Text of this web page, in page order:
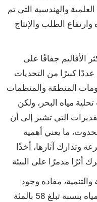
والهندسية التي تم
الطلب والإنتاج
الأقاليم جفافًا على
كبيرًا من التحديات
المنطقة والمنظمات
مياه البحر، ولكن
التي تشير إلى أن
ما يعني أهمية
وتدارك آثارها، أخذًا
والتنمية، مفاده وجود
مؤشرات على ارتفاع الطلب على المياه بنسبة تبلغ 58 بالمئة